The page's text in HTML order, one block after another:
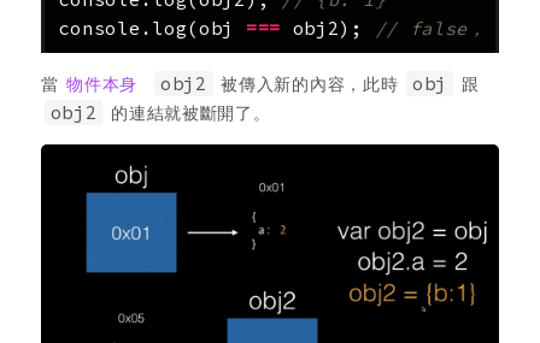
console . log(obj === obj2); // false，記憶體
當 物件本身 obj2 被傳入新的內容，此時 obj
跟
obj2
的連結就被斷開了。